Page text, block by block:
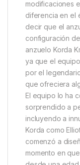
Descripción
Korda
Todo pescador
modificaciones
diferencia en el
decir que el
configuración